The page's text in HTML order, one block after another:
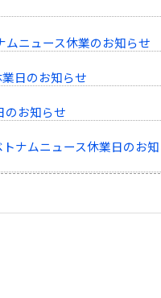
ムニュース休業のお知らせ
日のお知らせ
のお知らせ
ナムニュース休業日のお知